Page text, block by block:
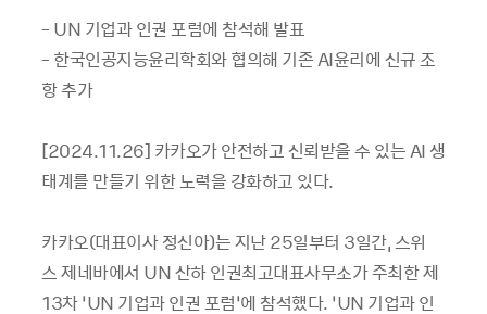
- UN 기업과 인권 포럼에 참석해 발표
- 한국인공지능윤리학회와 협의해 기존 AI윤리에 신규 조
항 추가
[2024.11.26] 카카오가 안전하고 신뢰받을 수 있는 AI 생
태계를 만들기 위한 노력을 강화하고 있다.
카카오(대표이사 정신아)는 지난 25일부터 3일간, 스위
스 제네바에서 UN 산하 인권최고대표사무소가 주최한 제
13차 ‘UN 기업과 인권 포럼’에 참석했다. ‘UN 기업과 인